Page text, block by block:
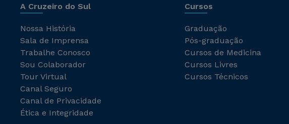
A Cruzeiro do Sul
Nossa História
Sala de Imprensa
Trabalhe Conosco
Sou Colaborador
Tour Virtual
Canal Seguro
Canal de Privacidade
Ética e Integridade
Cursos
Graduação
Pós-graduação
Cursos de Medicina
Cursos Livres
Cursos Técnicos